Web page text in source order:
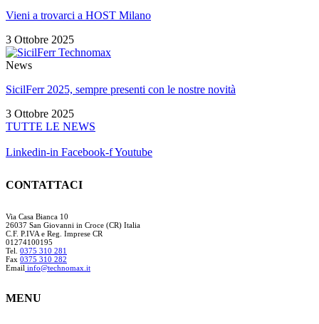
Vieni a trovarci a HOST Milano
3 Ottobre 2025
News
SicilFerr 2025, sempre presenti con le nostre novità
3 Ottobre 2025
TUTTE LE NEWS
Linkedin-in Facebook-fYoutube
CONTATTACI
Via Casa Bianca 10
26037 San Giovanni in Croce (CR) Italia
C.F. P.IVA e Reg. Imprese CR
01274100195
Tel. 0375 310 281
Fax 0375 310 282
Email info@technomax.it
MENU